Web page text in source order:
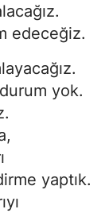
edeceğiz.
yok.
yaptık.